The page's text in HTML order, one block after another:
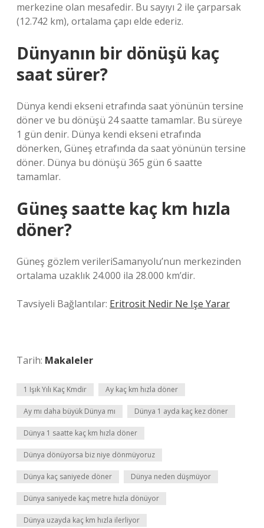
merkezine olan mesafedir. Bu sayıyı 2 ile çarparsak
(12.742 km), ortalama çapı elde ederiz.
Dünyanın bir dönüşü kaç
saat sürer?
Dünya kendi ekseni etrafında saat yönünün tersine
döner ve bu dönüşü 24 saatte tamamlar. Bu süreye
1 gün denir. Dünya kendi ekseni etrafında
dönerken, Güneş etrafında da saat yönünün tersine
döner. Dünya bu dönüşü 365 gün 6 saatte
tamamlar.
Güneş saatte kaç km hızla
döner?
Güneş gözlem verileriSamanyolu’nun merkezinden
ortalama uzaklık 24.000 ila 28.000 km’dir.
Tavsiyeli Bağlantılar: Eritrosit Nedir Ne Işe Yarar
Tarih: Makaleler
1 Işık Yılı Kaç Kmdir Ay kaç km hızla döner
Ay mı daha büyük Dünya mı Dünya 1 ayda kaç kez döner
Dünya 1 saatte kaç km hızla döner
Dünya dönüyorsa biz niye dönmüyoruz
Dünya kaç saniyede döner Dünya neden düşmüyor
Dünya saniyede kaç metre hızla dönüyor
Dünya uzayda kaç km hızla ilerliyor